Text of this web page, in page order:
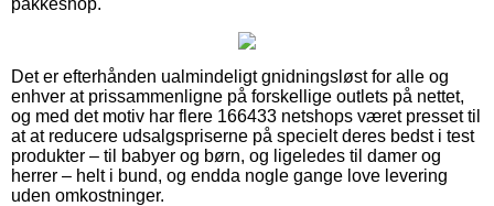
Det er efterhånden ualmindeligt gnidningsløst for alle og
enhver at prissammenligne på forskellige outlets på nettet,
og med det motiv har flere 166433 netshops været presset til
at at reducere udsalgspriserne på specielt deres bedst i test
produkter – til babyer og børn, og ligeledes til damer og
herrer – helt i bund, og endda nogle gange love levering
uden omkostninger.